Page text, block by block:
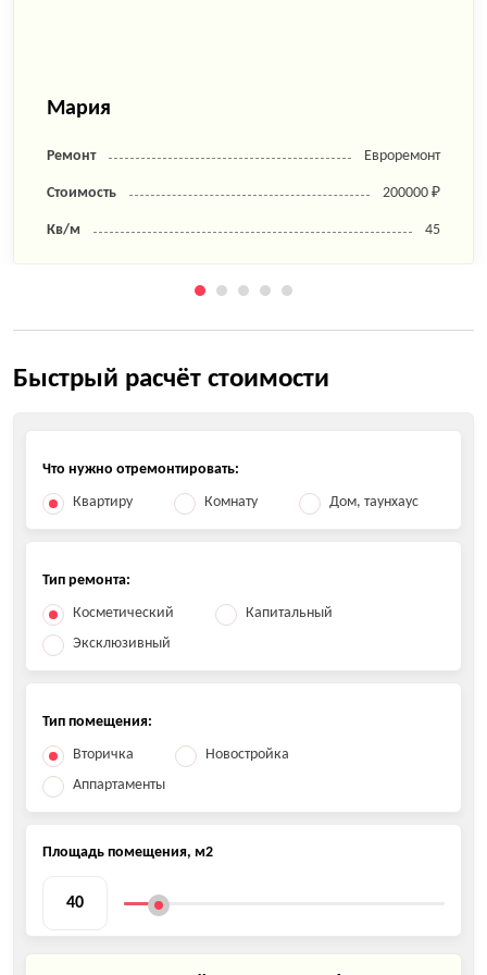
Мария
Ремонт Евроремонт
Стоимость 200000 ₽
Кв/м 45
Быстрый расчёт стоимости
Что нужно отремонтировать:
Квартиру
Комнату Дом, таунхаус
Тип ремонта:
Косметический
Капитальный
Эксклюзивный
Тип помещения:
Вторичка
Новостройка
Аппартаменты
Площадь помещения, м2